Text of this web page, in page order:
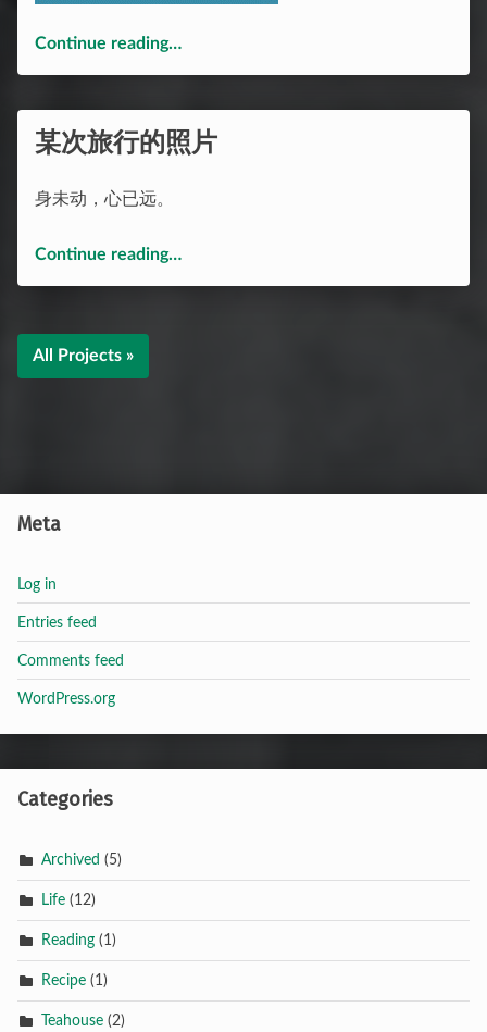
Continue reading…
某次旅行的照片
身未动，心已远。
Continue reading“某次旅行的照片”…
All Projects »
Meta
Log in
Entries feed
Comments feed
WordPress.org
Categories
Archived (5)
Life (12)
Reading (1)
Recipe (1)
Teahouse (2)